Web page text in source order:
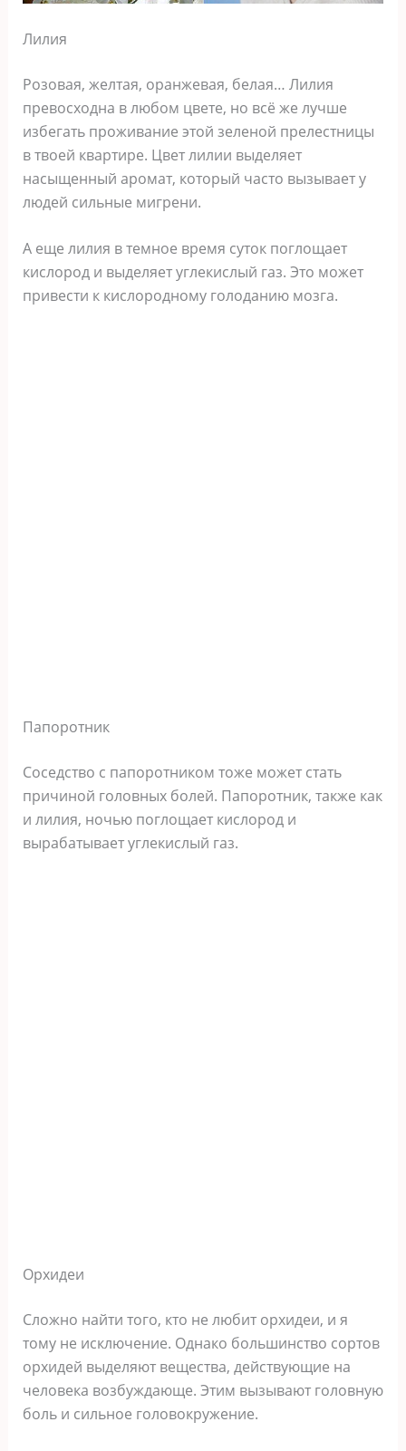
Лилия
Розовая, желтая, оранжевая, белая… Лилия
превосходна в любом цвете, но всё же лучше
избегать проживание этой зеленой прелестницы
в твоей квартире. Цвет лилии выделяет
насыщенный аромат, который часто вызывает у
людей сильные мигрени.
А еще лилия в темное время суток поглощает
кислород и выделяет углекислый газ. Это может
привести к кислородному голоданию мозга.
Папоротник
Соседство с папоротником тоже может стать
причиной головных болей. Папоротник, также как
и лилия, ночью поглощает кислород и
вырабатывает углекислый газ.
Орхидеи
Сложно найти того, кто не любит орхидеи, и я
тому не исключение. Однако большинство сортов
орхидей выделяют вещества, действующие на
человека возбуждающе. Этим вызывают головную
боль и сильное головокружение.